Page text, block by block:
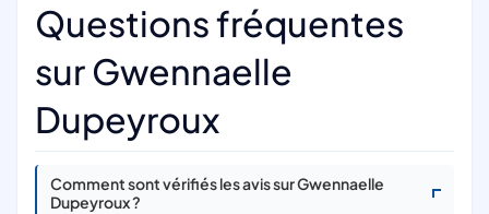
Questions fréquentes
sur Gwennaelle
Dupeyroux
Comment sont vérifiés les avis sur Gwennaelle
Dupeyroux ?